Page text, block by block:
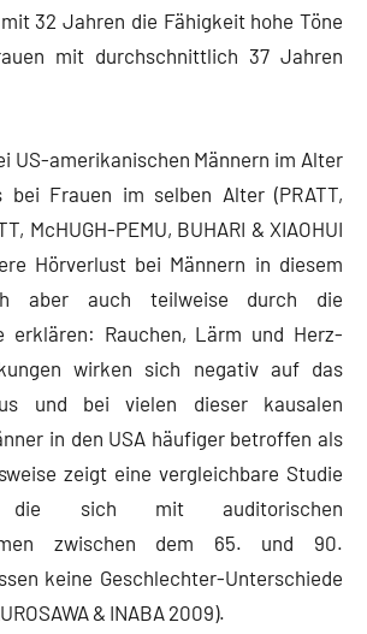
32 Jahren die Fähigkeit hohe Töne
mit durchschnittlich 37 Jahren
US-amerikanischen Männern im Alter
Frauen im selben Alter (PRATT,
McHUGH-PEMU, BUHARI & XIAOHUI
Hörverlust bei Männern in diesem
aber auch teilweise durch die
erklären: Rauchen, Lärm und Herz-
wirken sich negativ auf das
und bei vielen dieser kausalen
in den USA häufiger betroffen als
zeigt eine vergleichbare Studie
sich mit auditorischen
zwischen dem 65. und 90.
keine Geschlechter-Unterschiede
& INABA 2009).